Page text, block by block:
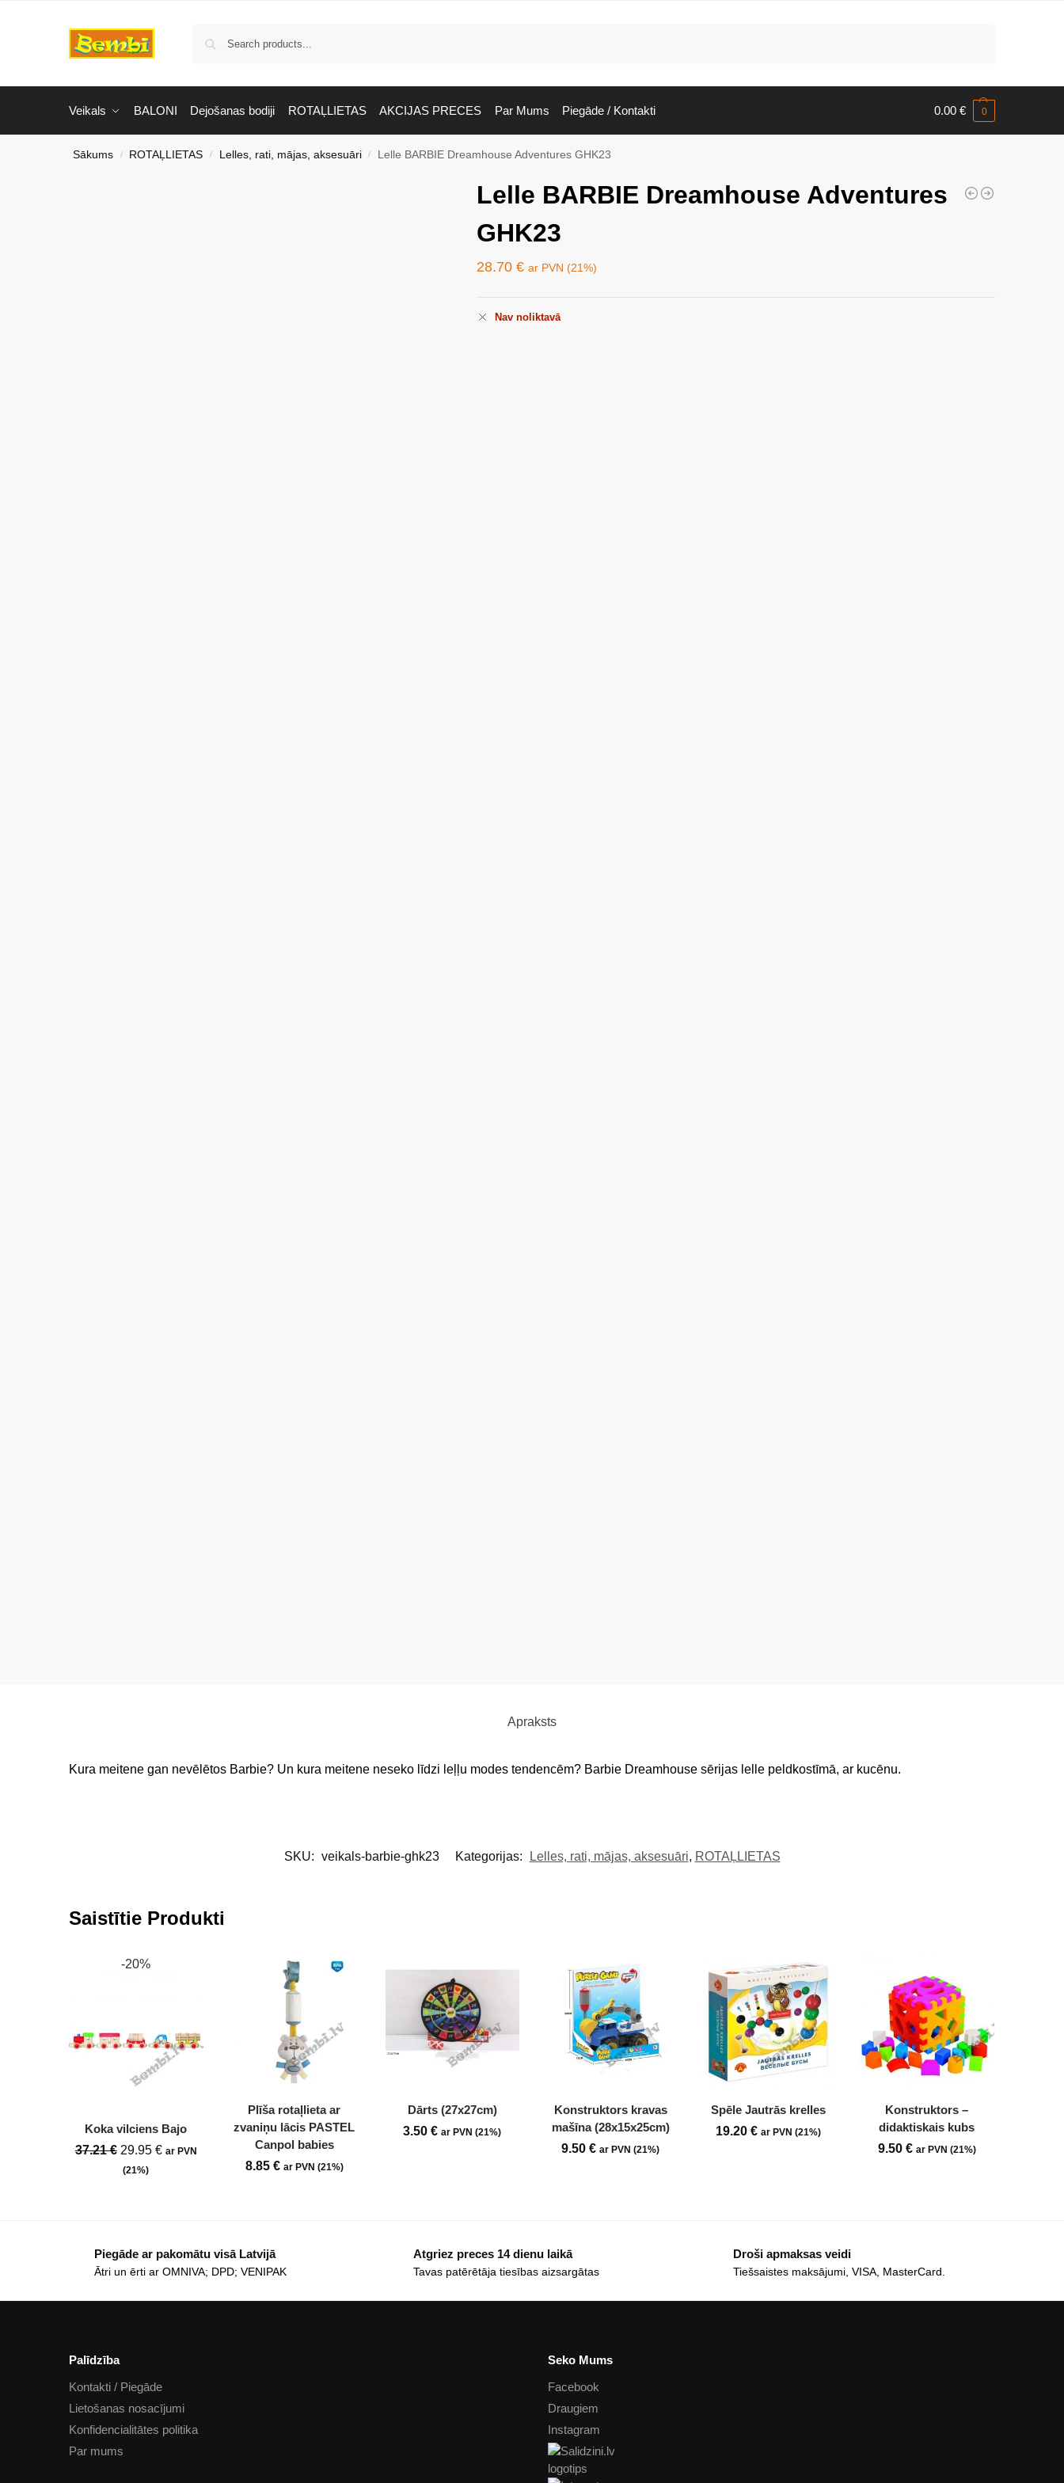
Veikals BALONI Dejošanas bodiji ROTAĻLIETAS AKCIJAS PRECES Par Mums Piegāde / Kontakti 0.00 € 0
Sākums / ROTAĻLIETAS / Lelles, rati, mājas, aksesuāri / Lelle BARBIE Dreamhouse Adventures GHK23
Lelle BARBIE Dreamhouse Adventures
GHK23
28.70 € ar PVN (21%)
Nav noliktavā
Apraksts
Kura meitene gan nevēlētos Barbie? Un kura meitene neseko līdzi leļļu modes tendencēm? Barbie Dreamhouse sērijas lelle peldkostīmā, ar kucēnu.
SKU: veikals-barbie-ghk23 Kategorijas: Lelles, rati, mājas, aksesuāri, ROTAĻLIETAS
Saistītie Produkti
-20%
Koka vilciens Bajo
37.21€ 29.95 € ar PVN
(21%)
Plīša rotaļlieta ar
zvaniņu lācis PASTEL
Canpol babies
8.85 € ar PVN (21%)
Dārts (27x27cm)
3.50€ ar PVN (21%)
Konstruktors kravas
mašīna (28x15x25cm)
9.50€ ar PVN (21%)
Spēle Jautrās krelles
19.20€ ar PVN (21%)
Konstruktors –
didaktiskais kubs
9.50 € ar PVN (21%)
Piegāde ar pakomātu visā Latvijā
Ātri un ērti ar OMNIVA; DPD; VENIPAK
Atgriez preces 14 dienu laikā
Tavas patērētāja tiesības aizsargātas
Droši apmaksas veidi
Tiešsaistes maksājumi, VISA, MasterCard.
Palīdzība
Kontakti / Piegāde
Lietošanas nosacījumi
Konfidencialitātes politika
Par mums
Seko Mums
Facebook
Draugiem
Instagram